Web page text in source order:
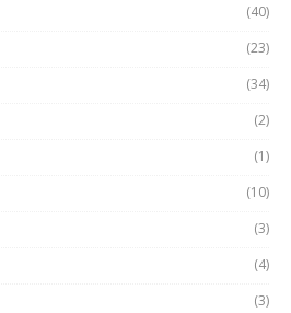
(40)
(23)
(34)
(2)
(1)
(10)
(3)
(4)
(3)